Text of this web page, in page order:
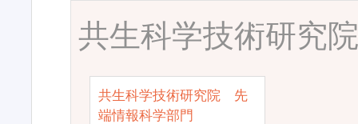
共生科学技術研究
共生科学技術研究院 先
端情報科学部門